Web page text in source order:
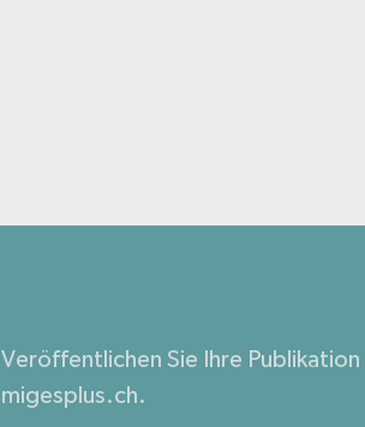
Veröffentlichen Sie Ihre
migesplus.ch.